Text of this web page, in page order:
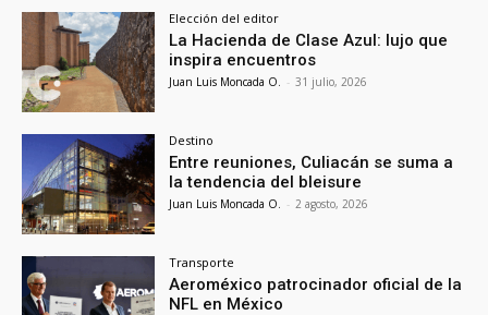
Elección del editor
La Hacienda de Clase Azul: lujo que
inspira encuentros
Juan Luis Moncada O. - 31 julio, 2026
Destino
Entre reuniones, Culiacán se suma a
la tendencia del bleisure
Juan Luis Moncada O. - 2 agosto, 2026
Transporte
Aeroméxico patrocinador oficial de la
NFL en México